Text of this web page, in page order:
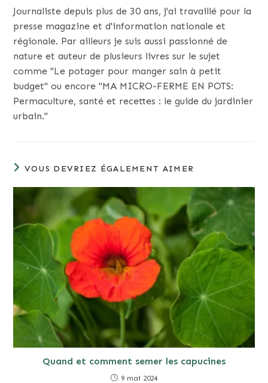
Journaliste depuis plus de 30 ans, j'ai travaillé pour la
presse magazine et d'information nationale et
régionale. Par ailleurs je suis aussi passionné de
nature et auteur de plusieurs livres sur le sujet
comme "Le potager pour manger sain à petit
budget" ou encore "MA MICRO-FERME EN POTS:
Permaculture, santé et recettes : le guide du jardinier
urbain."
VOUS DEVRIEZ ÉGALEMENT AIMER
Quand et comment semer les capucines
9 mai 2024